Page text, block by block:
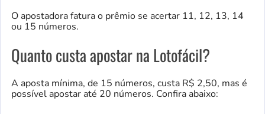
O apostadora fatura o prêmio se acertar 11, 12, 13, 14
ou 15 números.
Quanto custa apostar na Lotofácil?
A aposta mínima, de 15 números, custa R$ 2,50, mas é
possível apostar até 20 números. Confira abaixo: